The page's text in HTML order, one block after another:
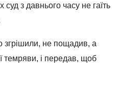
суд з давнього часу не гаїть
згрішили, не пощадив, а
темряви, і передав, щоб